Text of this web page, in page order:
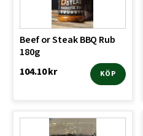
Beef or Steak BBQ Rub
180g
104.10kr KÖP